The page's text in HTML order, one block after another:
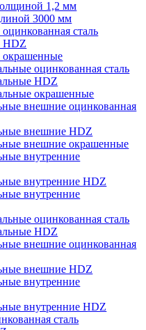
1,2 мм
3000 мм
сталь
HDZ
окрашенные
оцинкованная сталь
HDZ
окрашенные
внешние оцинкованная
внешние HDZ
внешние окрашенные
внутренние
внутренние HDZ
внутренние
оцинкованная сталь
HDZ
внешние оцинкованная
внешние HDZ
внутренние
внутренние HDZ
сталь